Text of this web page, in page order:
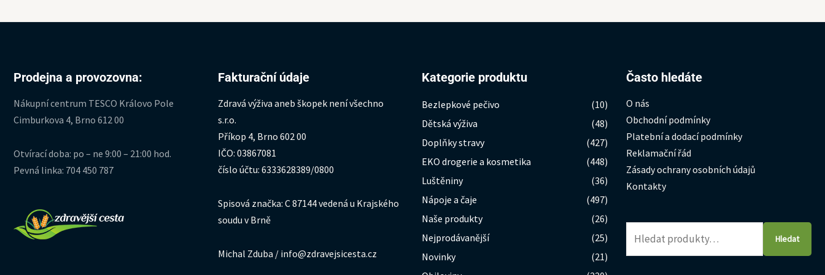
Prodejna a provozovna:
Nákupní centrum TESCO Královo Pole
Cimburkova 4, Brno 612 00
Otvírací doba: po – ne 9:00 – 21:00 hod.
Pevná linka: 704 450 787
Fakturační údaje
Zdravá výživa aneb škopek není všechno
s.r.o.
Příkop 4, Brno 602 00
IČO: 03867081
číslo účtu: 6333628389/0800
Spisová značka: C 87144 vedená u Krajského
soudu v Brně
Michal Zduba / info@zdravejsicesta.cz
Kategorie produktu
Bezlepkové pečivo
(10)
Dětská výživa
(48)
Doplňky stravy
(427)
EKO drogerie a kosmetika
(448)
Luštěniny
(36)
Nápoje a čaje
(497)
Naše produkty
(26)
Nejprodávanější
(25)
Novinky
(21)
Často hledáte
O nás
Obchodní podmínky
Platební a dodací podmínky
Reklamační řád
Zásady ochrany osobních údajů
Kontakty
Hledat:
Hledat